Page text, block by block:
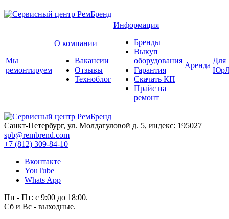
Мы
ремонтируем
О компании
Вакансии
Отзывы
Техноблог
Информация
Бренды
Выкуп
оборудования
Гарантия
Скачать КП
Прайс на
ремонт
Аренда
Для
Санкт-Петербург, ул. Молдагуловой д. 5, индекс: 195027
spb@rembrend.com
+7 (812) 309-84-10
Вконтакте
YouTube
Whats App
Пн - Пт: с 9:00 до 18:00.
Сб и Вс - выходные.